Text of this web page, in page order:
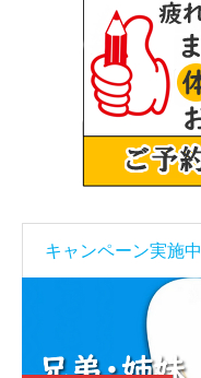
キャンペーン実施中